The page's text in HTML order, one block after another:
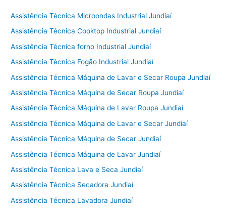
Assistência Técnica Microondas Industrial Jundiaí
Assistência Técnica Cooktop Industrial Jundiaí
Assistência Técnica forno Industrial Jundiaí
Assistência Técnica Fogão Industrial Jundiaí
Assistência Técnica Máquina de Lavar e Secar Roupa Jundiaí
Assistência Técnica Máquina de Secar Roupa Jundiaí
Assistência Técnica Máquina de Lavar Roupa Jundiaí
Assistência Técnica Máquina de Lavar e Secar Jundiaí
Assistência Técnica Máquina de Secar Jundiaí
Assistência Técnica Máquina de Lavar Jundiaí
Assistência Técnica Lava e Seca Jundiaí
Assistência Técnica Secadora Jundiaí
Assistência Técnica Lavadora Jundiaí